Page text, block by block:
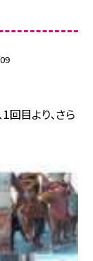
回目より、さら